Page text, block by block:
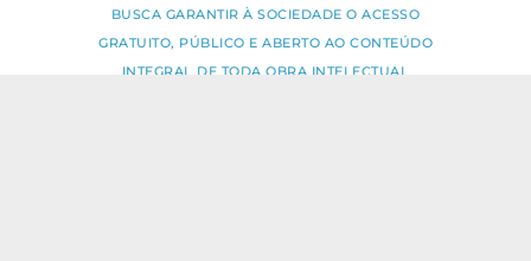
BUSCA GARANTIR À SOCIEDADE O ACESSO
GRATUITO, PÚBLICO E ABERTO AO CONTEÚDO
INTEGRAL DE TODA OBRA INTELECTUAL